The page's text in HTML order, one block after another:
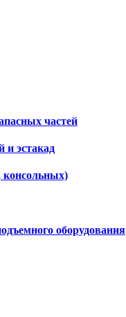
частей
и эстакад
консольных)
оборудования